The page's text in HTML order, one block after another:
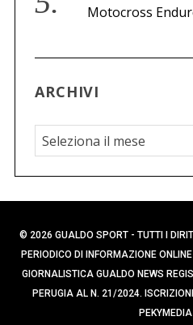
Motocross
ARCHIVI
A
r
c
h
i
v
i
© 2026 GUALDO SPORT - TUTTI I
PERIODICO DI INFORMAZIONE
GIORNALISTICA GUALDO NEWS
PERUGIA AL N. 21/2024.